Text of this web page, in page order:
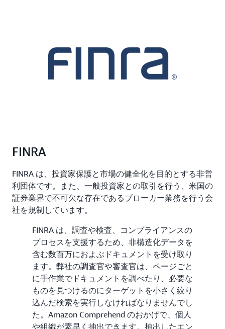
FINRA
FINRA は、投資家保護と市場の健全化を目的とする非営
利団体です。また、一般投資家との取引を行う、米国の
証券業界で不可欠な存在であるブローカー業務を行う会
社を規制しています。
FINRA は、調査や検査、コンプライアンスの
プロセスを支援するため、非構造化データを
含む数百万におよぶドキュメントを受け取り
ます。弊社の調査官や審査官は、ページごと
に手作業でドキュメントを調べたり、必要な
ものを見つけるのにターゲットを小さく絞り
込んだ検索を実行しなければなりませんでし
た。Amazon Comprehend のおかげで、個人
や組織が素早く抽出できます。抽出したエン